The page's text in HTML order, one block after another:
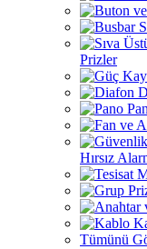
Prizler
Hırsız
Tümünü